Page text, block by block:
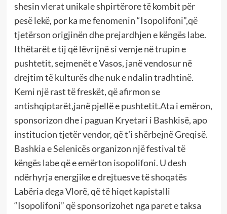
shesin vlerat unikale shpirtërore të kombit për
pesë lekë, por ka me fenomenin “Isopolifoni”,që
tjetërson origjinën dhe prejardhjen e këngës labe.
Ithëtarët e tij që lëvrijnë si vemje në trupin e
pushtetit, sejmenët e Vasos, janë vendosur në
drejtim të kulturës dhe nuk e ndalin tradhtinë.
Kemi një rast të freskët, që afirmon se
antishqiptarët,janë pjellë e pushtetit.Ata i emëron,
sponsorizon dhe i paguan Kryetari i Bashkisë, apo
institucion tjetër vendor, që t’i shërbejnë Greqisë.
Bashkia e Selenicës organizon një festival të
këngës labe që e emërton isopolifoni. U desh
ndërhyrja energjike e drejtuesve të shoqatës
Labëria dega Vlorë, që të hiqet kapistalli
“Isopolifoni” që sponsorizohet nga paret e taksa